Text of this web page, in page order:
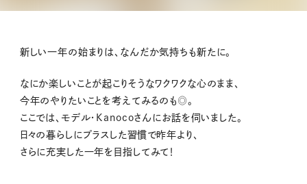
新しい一年の始まりは、なんだか気持ちも新たに。
なにか楽しいことが起こりそうなワクワクな心のまま、
今年のやりたいことを考えてみるのも◎。
ここでは、モデル・Kanocoさんにお話を伺いました。
日々の暮らしにプラスした習慣で昨年より、
さらに充実した一年を目指してみて！